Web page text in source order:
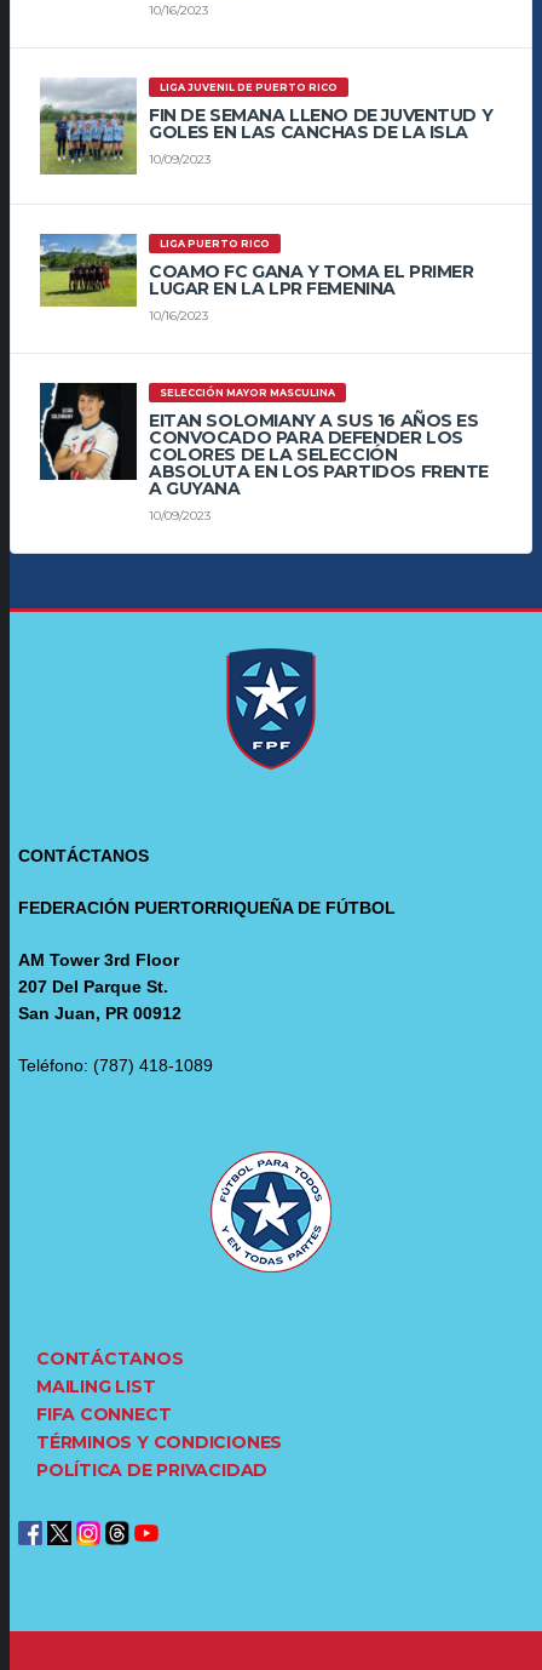
10/16/2023
LIGA JUVENIL DE PUERTO RICO
FIN DE SEMANA LLENO DE JUVENTUD Y
GOLES EN LAS CANCHAS DE LA ISLA
10/09/2023
LIGA PUERTO RICO
COAMO FC GANA Y TOMA EL PRIMER
LUGAR EN LA LPR FEMENINA
10/16/2023
SELECCIÓN MAYOR MASCULINA
EITAN SOLOMIANY A SUS 16 AÑOS ES
CONVOCADO PARA DEFENDER LOS
COLORES DE LA SELECCIÓN
ABSOLUTA EN LOS PARTIDOS FRENTE
A GUYANA
10/09/2023
CONTÁCTANOS
FEDERACIÓN PUERTORRIQUEÑA DE FÚTBOL
AM Tower 3rd Floor
207 Del Parque St.
San Juan, PR 00912
Teléfono: (787) 418-1089
CONTÁCTANOS
MAILING LIST
FIFA CONNECT
TÉRMINOS Y CONDICIONES
POLÍTICA DE PRIVACIDAD